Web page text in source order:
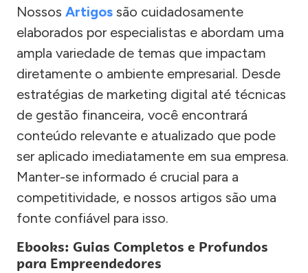
Nossos Artigos são cuidadosamente
elaborados por especialistas e abordam uma
ampla variedade de temas que impactam
diretamente o ambiente empresarial. Desde
estratégias de marketing digital até técnicas
de gestão financeira, você encontrará
conteúdo relevante e atualizado que pode
ser aplicado imediatamente em sua empresa.
Manter-se informado é crucial para a
competitividade, e nossos artigos são uma
fonte confiável para isso.
Ebooks: Guias Completos e Profundos
para Empreendedores